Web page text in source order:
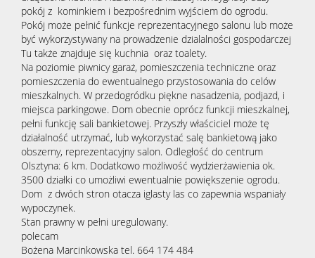
Hale
Obiekty
pokój z kominkiem i bezpośrednim wyjściem do ogrodu.
Pokój może pełnić funkcje reprezentacyjnego salonu lub może
być wykorzystywany na prowadzenie dzialalności gospodarczej
Tu także znajduje się kuchnia oraz toalety.
Na poziomie piwnicy garaż, pomieszczenia techniczne oraz
pomieszczenia do ewentualnego przystosowania do celów
mieszkalnych. W przedogródku piękne nasadzenia, podjazd, i
miejsca parkingowe. Dom obecnie oprócz funkcji mieszkalnej,
pełni funkcję sali bankietowej. Przyszły właściciel może tę
działalność utrzymać, lub wykorzystać salę bankietową jako
obszerny, reprezentacyjny salon. Odległość do centrum
Olsztyna: 6 km. Dodatkowo możliwość wydzierżawienia ok.
3500 działki co umożliwi ewentualnie powiększenie ogrodu.
Dom z dwóch stron otacza iglasty las co zapewnia wspaniały
wypoczynek.
Stan prawny w pełni uregulowany.
polecam
Bożena Marcinkowska tel. 664 174 484